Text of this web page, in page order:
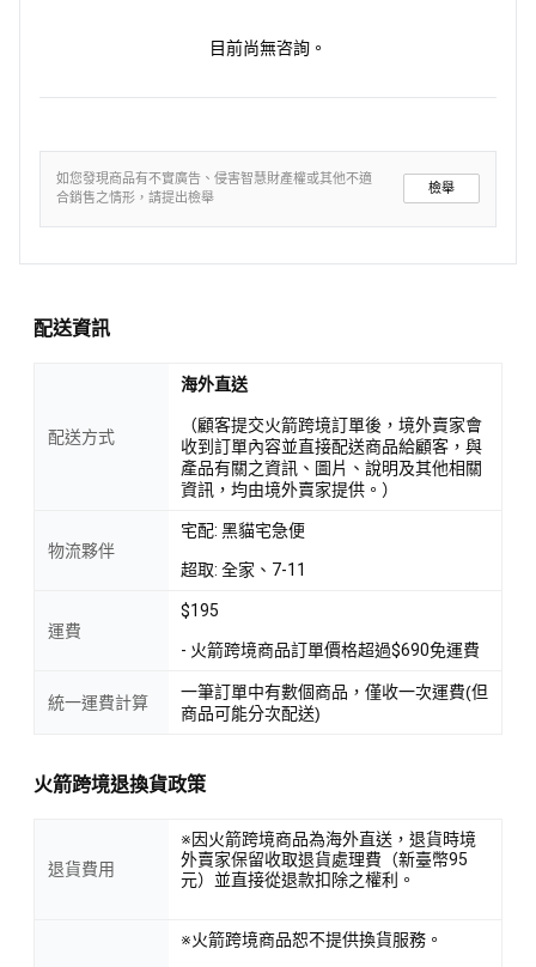
目前尚無咨詢。
如您發現商品有不實廣告、侵害智慧財產權或其他不適
合銷售之情形，請提出檢舉
檢舉
配送資訊
配送方式
海外直送
（顧客提交火箭跨境訂單後，境外賣家會
收到訂單內容並直接配送商品給顧客，與
產品有關之資訊、圖片、說明及其他相關
資訊，均由境外賣家提供。）
物流夥伴
宅配: 黑貓宅急便
超取: 全家、7-11
運費
$195
- 火箭跨境商品訂單價格超過$690免運費
統一運費計算
一筆訂單中有數個商品，僅收一次運費(但
商品可能分次配送)
火箭跨境退換貨政策
退貨費用
※因火箭跨境商品為海外直送，退貨時境
外賣家保留收取退貨處理費（新臺幣95
元）並直接從退款扣除之權利。
※火箭跨境商品恕不提供換貨服務。